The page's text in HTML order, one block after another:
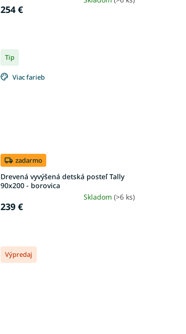
254 €
Tip
Viac farieb
zadarmo
Drevená vyvýšená detská posteľ Tally
90x200 - borovica
Skladom (>6 ks)
239 €
Výpredaj